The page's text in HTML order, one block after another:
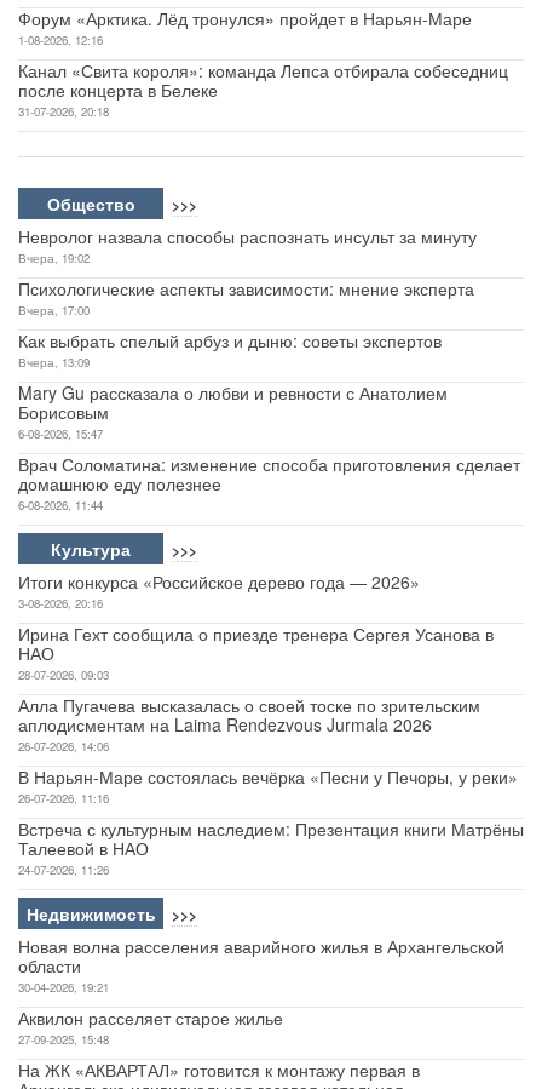
Форум «Арктика. Лёд тронулся» пройдет в Нарьян-Маре
1-08-2026, 12:16
Канал «Свита короля»: команда Лепса отбирала собеседниц
после концерта в Белеке
31-07-2026, 20:18
Общество >>>
Невролог назвала способы распознать инсульт за минуту
Вчера, 19:02
Психологические аспекты зависимости: мнение эксперта
Вчера, 17:00
Как выбрать спелый арбуз и дыню: советы экспертов
Вчера, 13:09
Mary Gu рассказала о любви и ревности с Анатолием
Борисовым
6-08-2026, 15:47
Врач Соломатина: изменение способа приготовления сделает
домашнюю еду полезнее
6-08-2026, 11:44
Культура >>>
Итоги конкурса «Российское дерево года — 2026»
3-08-2026, 20:16
Ирина Гехт сообщила о приезде тренера Сергея Усанова в
НАО
28-07-2026, 09:03
Алла Пугачева высказалась о своей тоске по зрительским
аплодисментам на Laima Rendezvous Jurmala 2026
26-07-2026, 14:06
В Нарьян-Маре состоялась вечёрка «Песни у Печоры, у реки»
26-07-2026, 11:16
Встреча с культурным наследием: Презентация книги Матрёны
Талеевой в НАО
24-07-2026, 11:26
Недвижимость >>>
Новая волна расселения аварийного жилья в Архангельской
области
30-04-2026, 19:21
Аквилон расселяет старое жилье
27-09-2025, 15:48
На ЖК «АКВАРТАЛ» готовится к монтажу первая в